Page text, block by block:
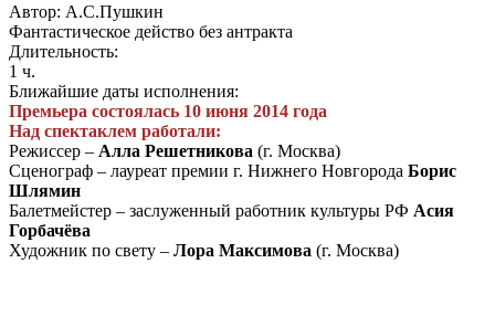
Автор: А.С.Пушкин
Фантастическое действо без антракта
Длительность:
1 ч.
Ближайшие даты исполнения:
Премьера состоялась 10 июня 2014 года
Над спектаклем работали:
Режиссер – Алла Решетникова (г. Москва)
Сценограф – лауреат премии г. Нижнего Новгорода Борис
Шлямин
Балетмейстер – заслуженный работник культуры РФ Асия
Горбачёва
Художник по свету – Лора Максимова (г. Москва)